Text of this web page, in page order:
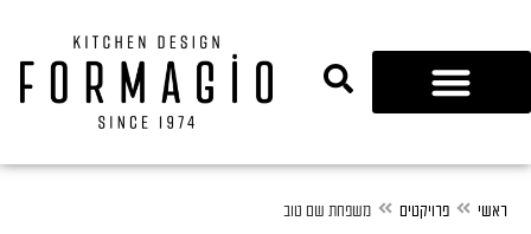
ראשי פרויקטים משפחת שם טוב